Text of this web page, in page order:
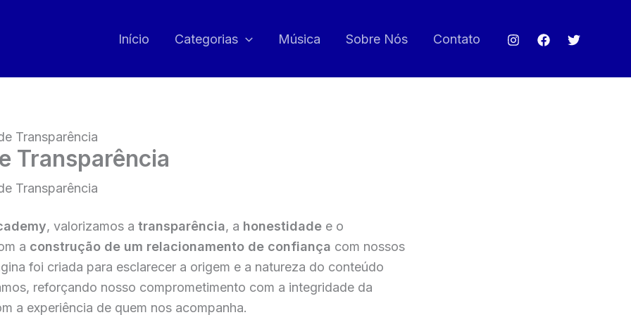
Início Categorias Música Sobre Nós Contato
Transparência
Transparência
Transparência
, valorizamos a transparência, a honestidade e o
a construção de um relacionamento de confiança com nossos
foi criada para esclarecer a origem e a natureza do conteúdo
reforçando nosso comprometimento com a integridade da
a experiência de quem nos acompanha.